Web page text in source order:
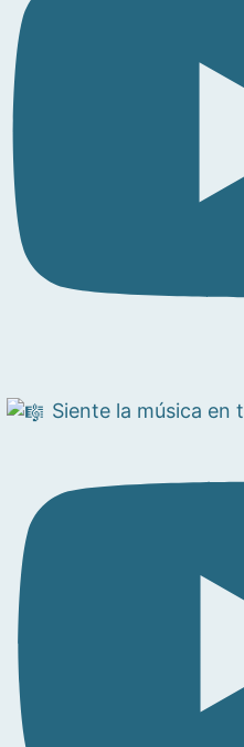
Siente la música en